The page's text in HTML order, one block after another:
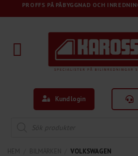
to
PROFFS PÅ PÅBYGGNAD OCH
Kundlogin
search
HEM BILMÄRKEN VOLKSWAGEN